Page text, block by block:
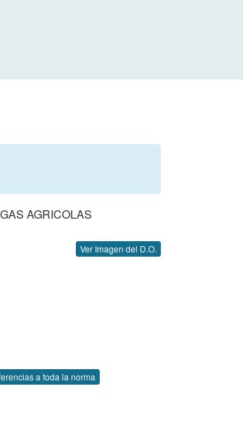
AGRICOLAS
Ver Imagen del D.O.
a toda la norma